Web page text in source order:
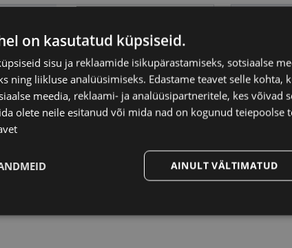
55-20
L Klaasi
Klaasi
on kasutatud küpsiseid.
sisu ja reklaamide isikupärastamiseks, sotsiaalse
ning liikluse analüüsimiseks. Edastame teavet selle kohta,
meedia, reklaami- ja analüüsipartneritele, kes võivad
olete neile esitanud või mida nad on kogunud teiepoolse
AINULT VÄLTIMATUD